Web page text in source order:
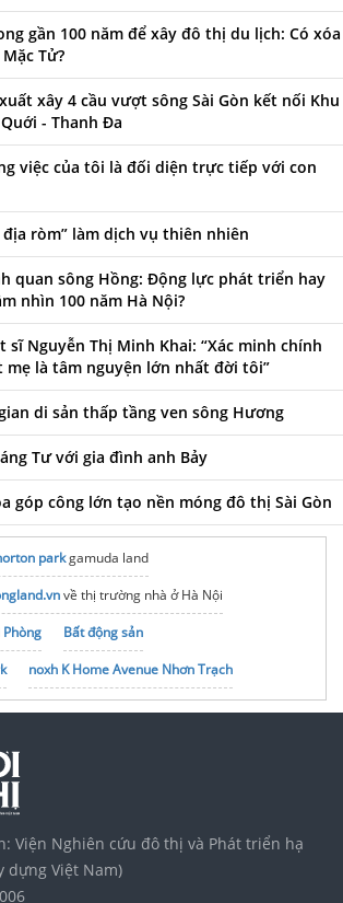
gần 100 năm để xây đô thị du lịch: Có xóa
Tử?
xây 4 cầu vượt sông Sài Gòn kết nối Khu
- Thanh Đa
việc của tôi là đối diện trực tiếp với con
địa ròm” làm dịch vụ thiên nhiên
quan sông Hồng: Động lực phát triển hay
nhìn 100 năm Hà Nội?
sĩ Nguyễn Thị Minh Khai: “Xác minh chính
mẹ là tâm nguyện lớn nhất đời tôi”
di sản thấp tầng ven sông Hương
Tư với gia đình anh Bảy
góp công lớn tạo nền móng đô thị Sài Gòn
parkgamuda land
về thị trường nhà ở Hà Nội
Bất động sản
noxh K Home Avenue Nhơn Trạch
Cấu tạo móng kim cương
Viện Nghiên cứu đô thị và Phát triển hạ
dựng Việt Nam)